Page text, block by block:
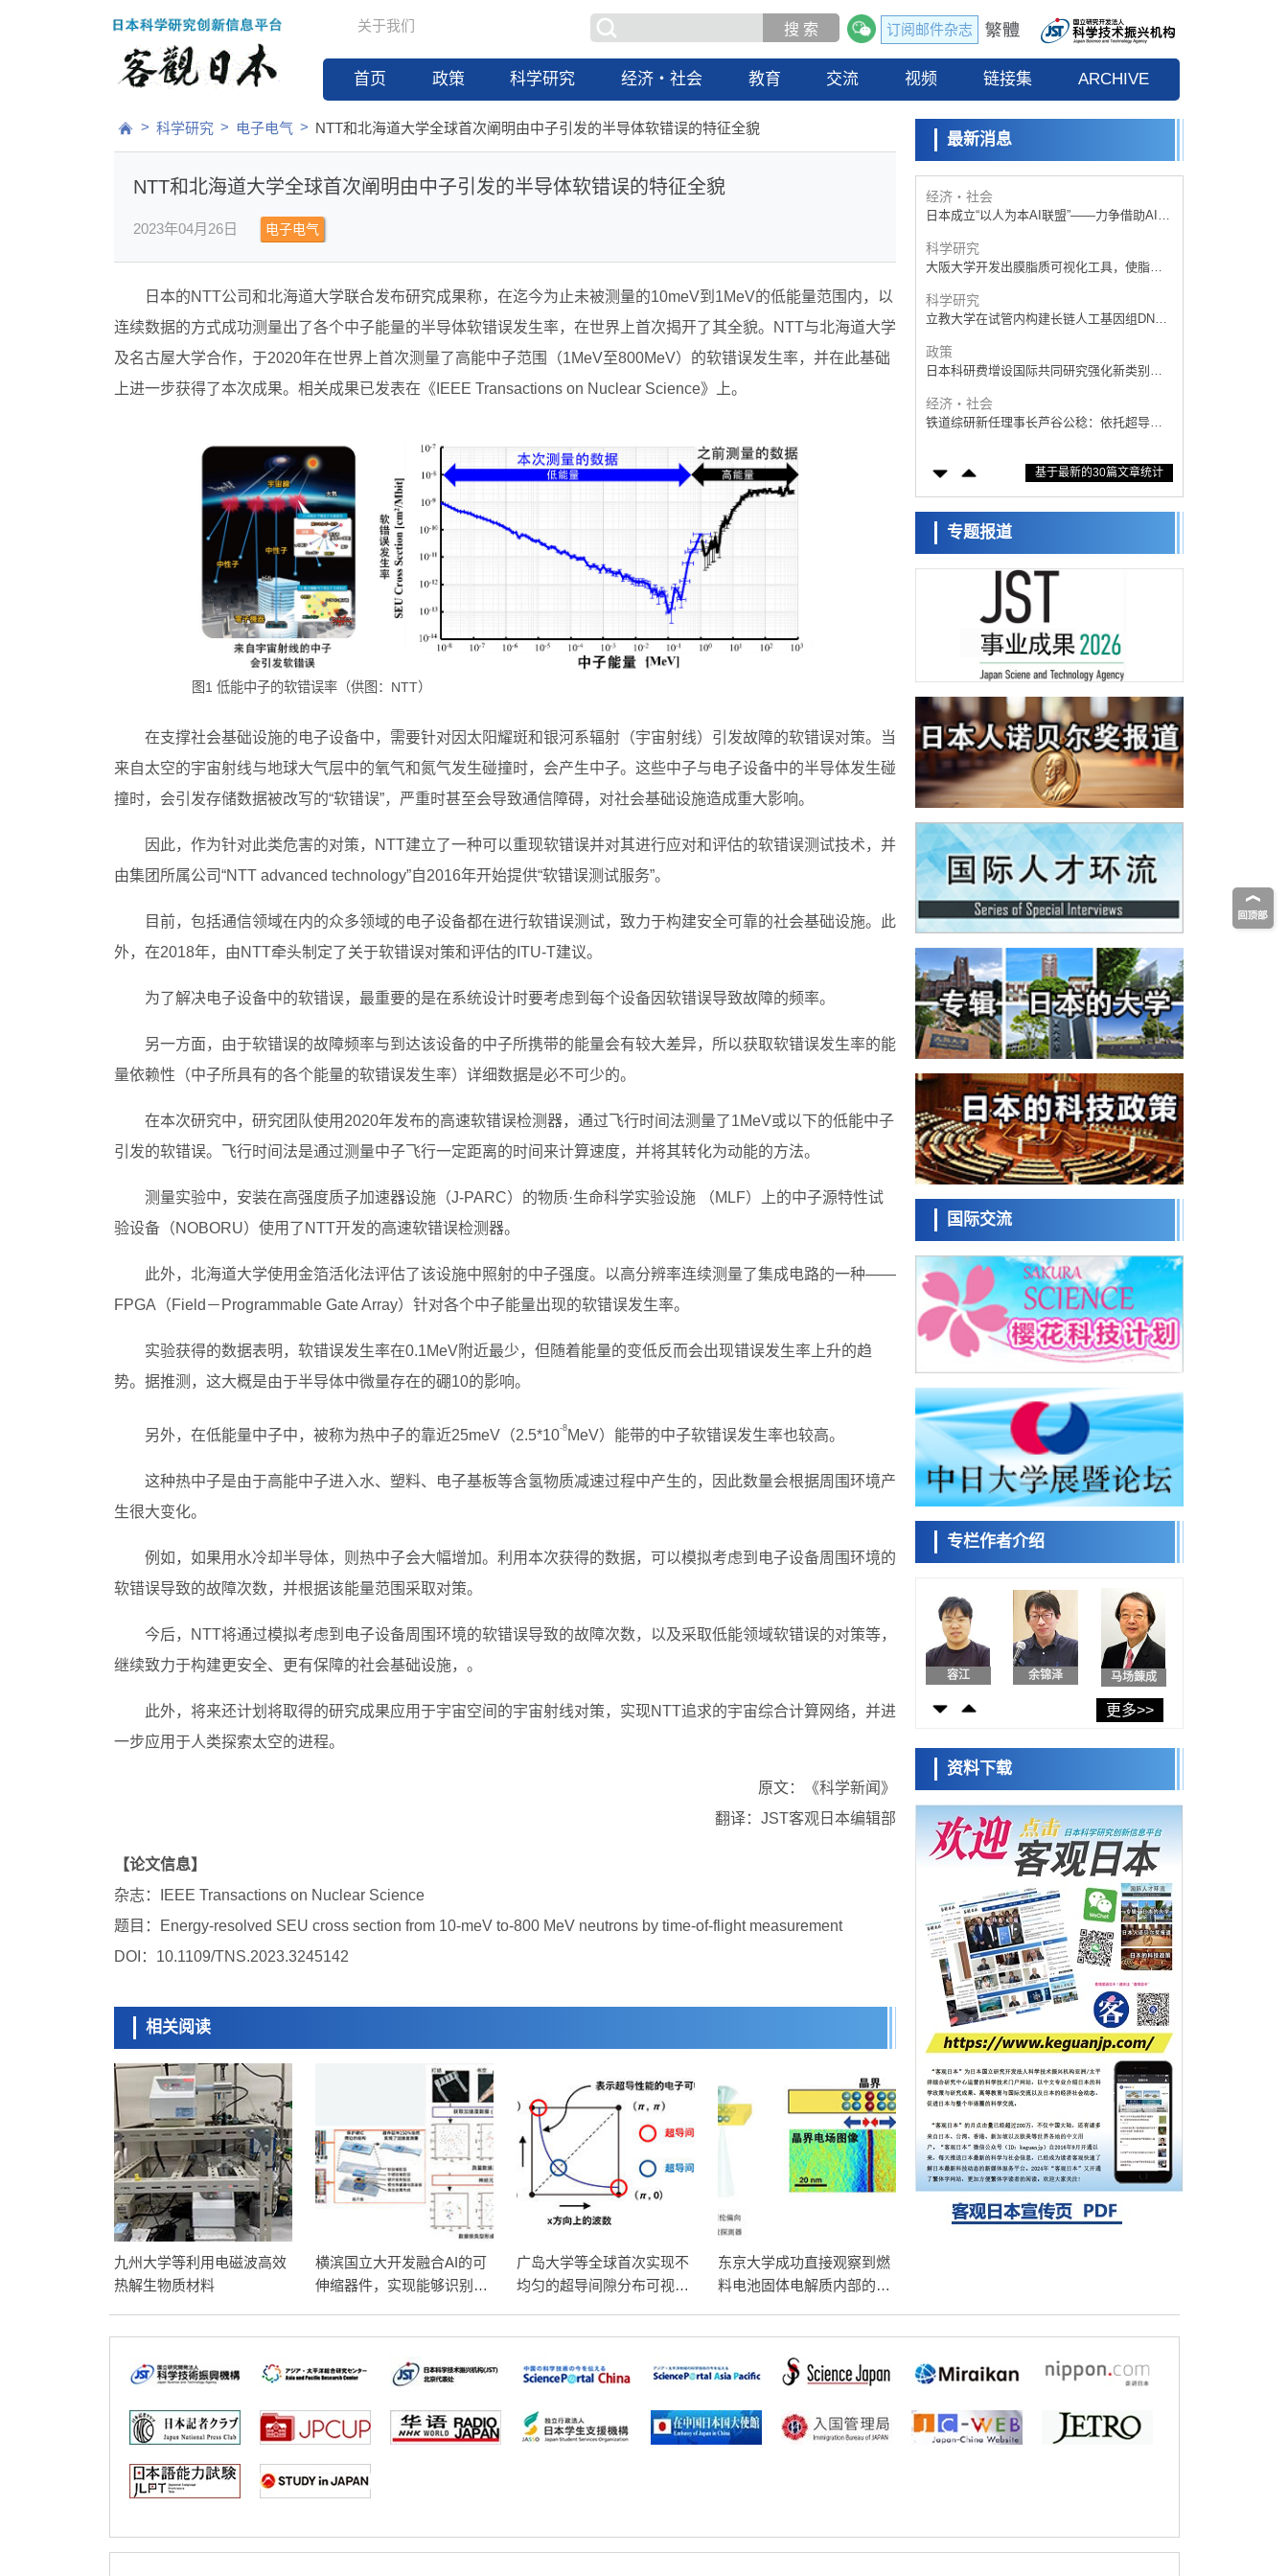
关于我们
首页 政策 科学研究 经济・社会 教育 交流 视频 链接集 ARCHIVE
订阅邮件杂志
> 科学研究 > 电子电气 > NTT和北海道大学全球首次阐明由中子引发的半导体软错误的特征全貌
NTT和北海道大学全球首次阐明由中子引发的半导体软错误的特征全貌
2023年04月26日 电子电气
日本的NTT公司和北海道大学联合发布研究成果称，在迄今为止未被测量的10meV到1MeV的低能量范围内，以
连续数据的方式成功测量出了各个中子能量的半导体软错误发生率，在世界上首次揭开了其全貌。NTT与北海道大学
及名古屋大学合作，于2020年在世界上首次测量了高能中子范围（1MeV至800MeV）的软错误发生率，并在此基础
上进一步获得了本次成果。相关成果已发表在《IEEE Transactions on Nuclear Science》上。
图1 低能中子的软错误率（供图：NTT）
在支撑社会基础设施的电子设备中，需要针对因太阳耀斑和银河系辐射（宇宙射线）引发故障的软错误对策。当
来自太空的宇宙射线与地球大气层中的氧气和氮气发生碰撞时，会产生中子。这些中子与电子设备中的半导体发生碰
撞时，会引发存储数据被改写的“软错误”，严重时甚至会导致通信障碍，对社会基础设施造成重大影响。
因此，作为针对此类危害的对策，NTT建立了一种可以重现软错误并对其进行应对和评估的软错误测试技术，并
由集团所属公司“NTT advanced technology”自2016年开始提供“软错误测试服务”。
目前，包括通信领域在内的众多领域的电子设备都在进行软错误测试，致力于构建安全可靠的社会基础设施。此
外，在2018年，由NTT牵头制定了关于软错误对策和评估的ITU-T建议。
为了解决电子设备中的软错误，最重要的是在系统设计时要考虑到每个设备因软错误导致故障的频率。
另一方面，由于软错误的故障频率与到达该设备的中子所携带的能量会有较大差异，所以获取软错误发生率的能
量依赖性（中子所具有的各个能量的软错误发生率）详细数据是必不可少的。
在本次研究中，研究团队使用2020年发布的高速软错误检测器，通过飞行时间法测量了1MeV或以下的低能中子
引发的软错误。飞行时间法是通过测量中子飞行一定距离的时间来计算速度，并将其转化为动能的方法。
测量实验中，安装在高强度质子加速器设施（J-PARC）的物质·生命科学实验设施 （MLF）上的中子源特性试
验设备（NOBORU）使用了NTT开发的高速软错误检测器。
此外，北海道大学使用金箔活化法评估了该设施中照射的中子强度。以高分辨率连续测量了集成电路的一种——
FPGA（Field－Programmable Gate Array）针对各个中子能量出现的软错误发生率。
实验获得的数据表明，软错误发生率在0.1MeV附近最少，但随着能量的变低反而会出现错误发生率上升的趋
势。据推测，这大概是由于半导体中微量存在的硼10的影响。
另外，在低能量中子中，被称为热中子的靠近25meV（2.5*10-8MeV）能带的中子软错误发生率也较高。
这种热中子是由于高能中子进入水、塑料、电子基板等含氢物质减速过程中产生的，因此数量会根据周围环境产
生很大变化。
例如，如果用水冷却半导体，则热中子会大幅增加。利用本次获得的数据，可以模拟考虑到电子设备周围环境的
软错误导致的故障次数，并根据该能量范围采取对策。
今后，NTT将通过模拟考虑到电子设备周围环境的软错误导致的故障次数，以及采取低能领域软错误的对策等，
继续致力于构建更安全、更有保障的社会基础设施，。
此外，将来还计划将取得的研究成果应用于宇宙空间的宇宙射线对策，实现NTT追求的宇宙综合计算网络，并进
一步应用于人类探索太空的进程。
原文：《科学新闻》
翻译：JST客观日本编辑部
【论文信息】
杂志：IEEE Transactions on Nuclear Science
题目：Energy-resolved SEU cross section from 10-meV to-800 MeV neutrons by time-of-flight measurement
DOI：10.1109/TNS.2023.3245142
相关阅读
九州大学等利用电磁波高效
热解生物质材料
横滨国立大开发融合AI的可
伸缩器件，实现能够识别动
广岛大学等全球首次实现不
均匀的超导间隙分布可视
东京大学成功直接观察到燃
料电池固体电解质内部的空
最新消息
政策
日本科研费增设国际共同研究强化新类别，
促进青年研究人员赴海外开展研究
用于量子计算机
科学研究
开发出300亿年仅误差1秒的光晶格钟，构建
网络将其打造为下一代社会基础设施
经济・社会
日本成立“以人为本AI联盟”——力争借助AI拓
科学研究
大阪大学开发出膜脂质可视化工具，使脂质
科学研究
立教大学在试管内构建长链人工基因组DNA
工细胞
政策
日本科研费增设国际共同研究强化新类别，
经济・社会
铁道综研新任理事长芦谷公稔：依托超导和
东京大学通过叶绿体基因组编辑技术强化碳
藤田医科大学等成功鉴定出非结核分枝杆菌
生存的必需基因，首次揭示该基因的必要性
经济・社会
【AI法下篇】如何应对AI的不可控性——中
央大学平野晋教授专访
日本学术会议：为保持土壤健康应采取哪些
措施？探讨土壤保护与强化的具体对策
大阪大学开发基于水氢键网络的温度预测新
方法，AI从分子排列信息中高精度解读
经济・社会
【AI法上篇】如何对“将人生交给AI”保持危机
感——中央大学平野晋教授专访
科学研究
庆应义塾大学阐明脑内“游击手”小胶质细胞包
裹保护受损神经细胞的机制，有望用于开发
阿尔茨海默病等疾病疗法
日本东北大学与横滨橡胶全球首次从纳米尺
度揭示橡胶—黄铜粘接界面劣化抑制机制，
为提升轮胎安全性与耐久性的材料设计开辟
道路
科学研究
近畿大学等发现植物染料“日本茜”的红色成分
可抑制老化与炎症，有望成为新型功能性材
料
科学研究
法，利用超小型GAD67启动子抑制发作
科学研究
九州大学揭示夜间眼压升高机制：两种激素
波动叠加所致
科学研究
东京都产技研采用新手法开发出可稳定工作
至300℃的介电材料，已验证电容器可在汽车
发动机等高温环境下工作
经济・社会
日本生成式AI使用者占比一年内翻倍，但与
中美德仍有较大差距
政策
日本修订首都直下型地震紧急对策：目标为
死亡人数至少减半，重点强化火灾防控
科学研究
福井大学发现细胞记忆过往并抑制反应的机
制，阐明即便DNA相同反应迥异之谜
科学研究
安全性，在转移性尿路上皮癌患者中开展临
床试验
政策
日本发布《令和8年版科学技术与创新白皮
书》，解读第七期基本计划首年度政策方向
科学研究
东京大学发现可诱导细胞死亡的新型信使物
质
科学研究
东京都健康长寿医疗中心跨器官揭示衰老过
程中的糖链变化
科学研究
产总研无需石油利用松脂制备石墨前驱体，
可作为电池电极材料
科学研究
东京大学和海上保安厅等发现南海海槽沿线
政策
日本第2次医疗研究开发调整费，根据一线实
科学研究
千叶大学鉴定出导致难治性疾病“肺高血压症”
恶化的蛋白质“MYL9/12”，会引发血管结构恶
化科学研究
京都大学高效生成光的构成单元“光子”，可应
用于量子计算机
开发出300亿年仅误差1秒的光晶格钟，构建
经济・社会
日本成立“以人为本AI联盟”——力争借助AI拓
展社会公众创造力，依托产学合作推进研发
大阪大学开发出膜脂质可视化工具，使脂质
探针的高效开发成为可能
科学研究
立教大学在试管内构建长链人工基因组DNA
自我复制系统，有望实现携带大量基因的人
工细胞
政策
日本科研费增设国际共同研究强化新类别，
促进青年研究人员赴海外开展研究
科学研究
京都大学高效生成光的构成单元“光子”，可应
用于量子计算机
科学研究
开发出300亿年仅误差1秒的光晶格钟，构建
网络将其打造为下一代社会基础设施
经济・社会
日本成立“以人为本AI联盟”——力争借助AI拓
展社会公众创造力，依托产学合作推进研发
科学研究
大阪大学开发出膜脂质可视化工具，使脂质
探针的高效开发成为可能
科学研究
立教大学在试管内构建长链人工基因组DNA
自我复制系统，有望实现携带大量基因的人
工细胞
基于最新的30篇文章统计
专题报道
国际交流
专栏作者介绍
日本科学未
来馆 科学交
流员
小岩井忠道 泷川 进
容江 余锦泽 马场錬成
日本科学未
流员
泷川 进 戴维
更多>>
资料下载